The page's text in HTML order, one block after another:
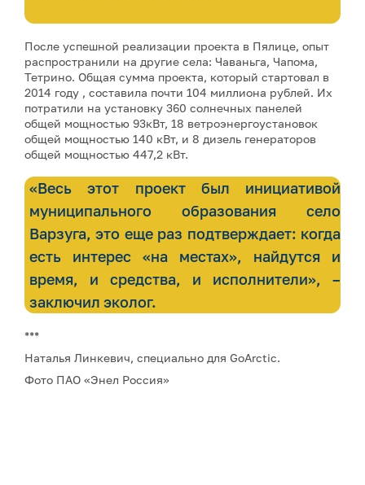
После успешной реализации проекта в Пялице, опыт
распространили на другие села: Чаваньга, Чапома,
Тетрино. Общая сумма проекта, который стартовал в
2014 году , составила почти 104 миллиона рублей. Их
потратили на установку 360 солнечных панелей
общей мощностью 93кВт, 18 ветроэнергоустановок
общей мощностью 140 кВт, и 8 дизель генераторов
общей мощностью 447,2 кВт.
«Весь этот проект был инициативой
муниципального образования село
Варзуга, это еще раз подтверждает: когда
есть интерес «на местах», найдутся и
время, и средства, и исполнители», –
заключил эколог.
***
Наталья Линкевич, специально для GoArctic.
Фото ПАО «Энел Россия»